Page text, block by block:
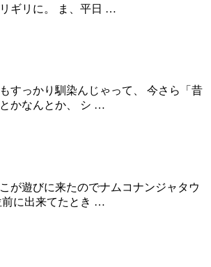
ギリに。 ま、平日 …
すっかり馴染んじゃって、 今さら「昔
かなんとか、 シ …
が遊びに来たのでナムコナンジャタウ
前に出来てたとき …